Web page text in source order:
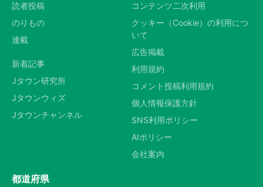
読者投稿
のりもの
連載
新着記事
Jタウン研究所
Jタウンウィズ
Jタウンチャンネル
コンテンツ二次利用
クッキー（Cookie）の利用につ
いて
広告掲載
利用規約
コメント投稿利用規約
個人情報保護方針
SNS利用ポリシー
AIポリシー
会社案内
都道府県